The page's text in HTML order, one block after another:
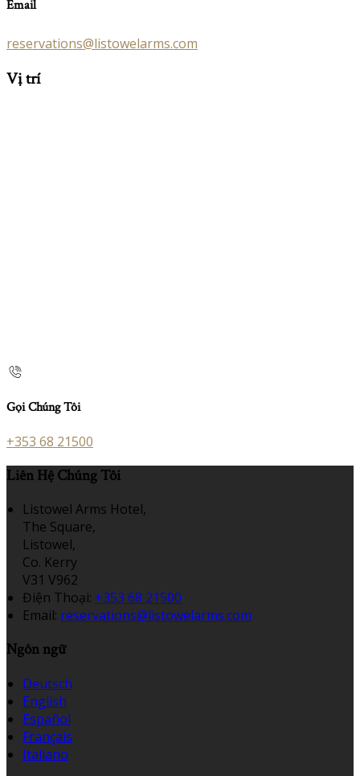
Email
reservations@listowelarms.com
Vị trí
Gọi Chúng Tôi
+353 68 21500
Liên Hệ Chúng Tôi
Listowel Arms Hotel,
The Square,
Listowel,
Co. Kerry
V31 V962
Điện Thoại: +353 68 21500
Email: reservations@listowelarms.com
Ngôn ngữ
Deutsch
English
Español
Français
Italiano